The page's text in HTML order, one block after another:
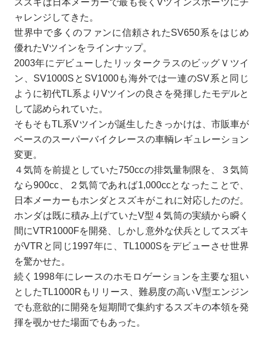
スズキは日本メーカーで最も長くVツインスポーツにチ
ャレンジしてきた。
世界中で多くのファンに信頼されたSV650系をはじめ
優れたVツインをラインナップ。
2003年にデビューしたリッタークラスのビッグＶツイ
ン、SV1000SとSV1000も海外では一連のSV系と同じ
ように初代TL系よりVツインの良さを発揮したモデルと
して認められていた。
そもそもTL系Vツインが誕生したきっかけは、市販車が
ベースのスーパーバイクレースの車輌レギュレーション
変更。
４気筒を前提としていた750ccの排気量制限を、３気筒
なら900cc、２気筒であれば1,000ccとなったことで、
日本メーカーもホンダとスズキがこれに対応したのだ。
ホンダは既に積み上げていたV型４気筒の実績から瞬く
間にVTR1000Fを開発、しかし意外な伏兵としてスズキ
がVTRと同じ1997年に、TL1000Sをデビューさせ世界
を驚かせた。
続く1998年にレースのホモロゲーションを主要な狙い
としたTL1000Rもリリース、難易度の高いV型エンジン
でも意欲的に開発を短期間で集約するスズキの本領を発
揮を覗かせた場面でもあった。